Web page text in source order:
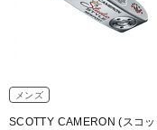
メンズ
SCOTTY CAMERON (スコッ